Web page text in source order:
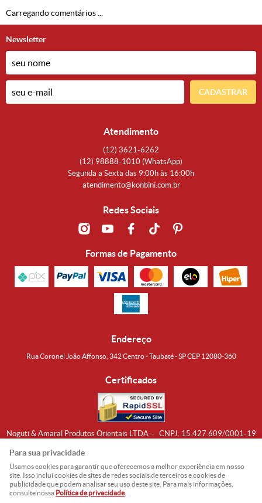
Carregando comentários ...
Newsletter
CADASTRAR
Atendimento
(12) 3621-6262
(12) 98888-1010 (WhatsApp)
Segunda a Sexta das 9:00h às 16:00h
atendimento@konbini.com.br
Redes Sociais
Formas de Pagamento
Endereço
Rua Coronel João Affonso, 342 Centro - Taubaté - SP CEP 12080-360
Certificados
Noguti & Amaral Produtos Orientais LTDA CNPJ: 15.427.609/0001-19
Para sua privacidade
Usamos cookies para garantir que oferecemos a melhor experiência em nosso
site. Isso inclui cookies de sites de redes sociais de terceiros e cookies de
publicidade que podem analisar seu uso deste site. Para mais informações,
consulte nossa Política de privacidade.